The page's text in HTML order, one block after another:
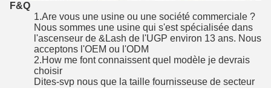
F&Q
1.Are vous une usine ou une société commerciale ?
Nous sommes une usine qui s'est spécialisée dans
l'ascenseur de &Lash de l'UGP environ 13 ans. Nous
acceptons l'OEM ou l'ODM
2.How me font connaissent quel modèle je devrais
choisir
Dites-svp nous que la taille fournisseuse de secteur